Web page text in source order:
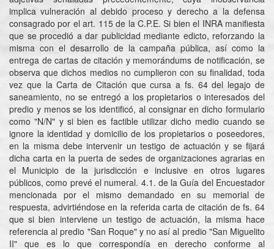
implica vulneración al debido proceso y derecho a la defensa
consagrado por el art. 115 de la C.P.E. Si bien el INRA manifiesta
que se procedió a dar publicidad mediante edicto, reforzando la
misma con el desarrollo de la campaña pública, así como la
entrega de cartas de citación y memorándums de notificación, se
observa que dichos medios no cumplieron con su finalidad, toda
vez que la Carta de Citación que cursa a fs. 64 del legajo de
saneamiento, no se entregó a los propietarios o interesados del
predio y menos se los identificó, al consignar en dicho formulario
como "N/N" y si bien es factible utilizar dicho medio cuando se
ignore la identidad y domicilio de los propietarios o poseedores,
en la misma debe intervenir un testigo de actuación y se fijará
dicha carta en la puerta de sedes de organizaciones agrarias en
el Municipio de la jurisdicción e inclusive en otros lugares
públicos, como prevé el numeral. 4.1. de la Guía del Encuestador
mencionada por el mismo demandado en su memorial de
respuesta, advirtiéndose en la referida carta de citación de fs. 64
que si bien interviene un testigo de actuación, la misma hace
referencia al predio "San Roque" y no así al predio "San Miguelito
II" que es lo que correspondía en derecho conforme al